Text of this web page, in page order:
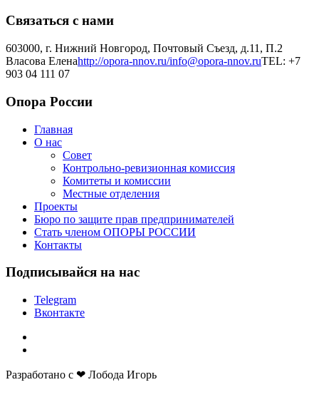
Связаться с нами
603000, г. Нижний Новгород, Почтовый Съезд, д.11, П.2
Власова Еленаhttp://opora-nnov.ru/info@opora-nnov.ruTEL: +7
903 04 111 07
Опора России
Главная
О нас
Совет
Контрольно-ревизионная комиссия
Комитеты и комиссии
Местные отделения
Проекты
Бюро по защите прав предпринимателей
Стать членом ОПОРЫ РОССИИ
Контакты
Подписывайся на нас
Telegram
Вконтакте
Разработано с ❤ Лобода Игорь